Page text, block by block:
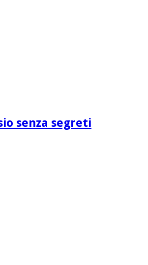
senza segreti